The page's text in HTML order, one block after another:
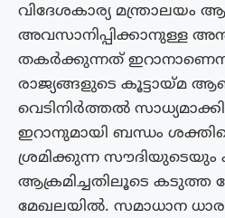
വിദേശകാര്യ മന്ത്രാലയം
അവസാനിപ്പിക്കാനുള്ള
തകർക്കുന്നത്
രാജ്യങ്ങളുടെ കൂട്ടായ്മ
വെടിനിർത്തൽ
ഇറാനുമായി ബന്ധം
ശ്രമിക്കുന്ന
ആക്രമിച്ചതിലൂടെ
മേഖലയിൽ. സമാധാന